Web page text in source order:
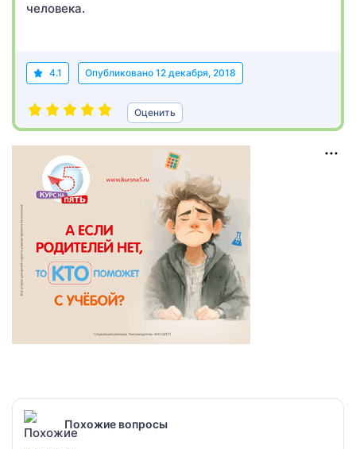
человека.
4.1 Опубликовано 12 декабря, 2018
Оценить
Похожие вопросы